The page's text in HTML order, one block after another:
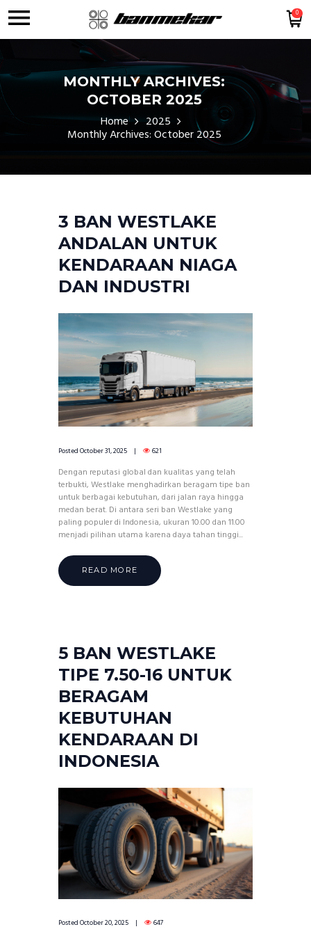
0
MONTHLY ARCHIVES:
OCTOBER 2025
Home 2025
Monthly Archives: October 2025
3 BAN WESTLAKE
ANDALAN UNTUK
KENDARAAN NIAGA
DAN INDUSTRI
PostedOctober 31, 2025 621
Dengan reputasi global dan kualitas yang telah
terbukti, Westlake menghadirkan beragam tipe ban
untuk berbagai kebutuhan, dari jalan raya hingga
medan berat. Di antara seri ban Westlake yang
paling populer di Indonesia, ukuran 10.00 dan 11.00
menjadi pilihan utama karena daya tahan tinggi...
READ MORE
5 BAN WESTLAKE
TIPE 7.50-16 UNTUK
BERAGAM
KEBUTUHAN
KENDARAAN DI
INDONESIA
PostedOctober 20, 2025 647